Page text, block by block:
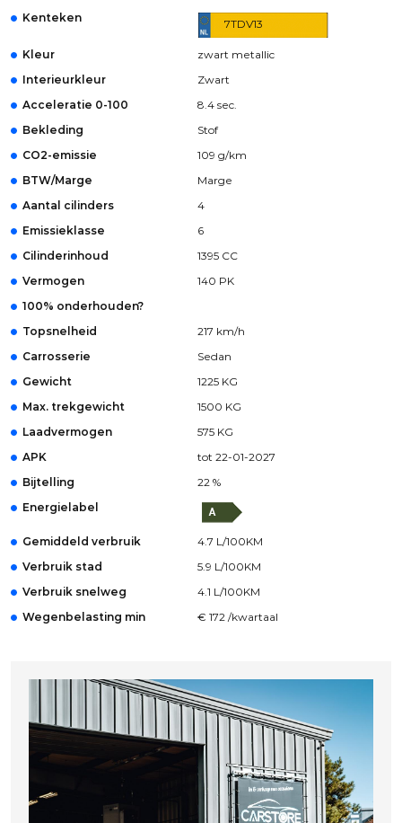
Kenteken
7TDV13
Kleur
zwart metallic
Interieurkleur
Zwart
Acceleratie 0-100
8.4 sec.
Bekleding
Stof
CO2-emissie
109 g/km
BTW/Marge
Marge
Aantal cilinders
4
Emissieklasse
6
Cilinderinhoud
1395 CC
Vermogen
140 PK
100% onderhouden?
Topsnelheid
217 km/h
Carrosserie
Sedan
Gewicht
1225 KG
Max. trekgewicht
1500 KG
Laadvermogen
575 KG
APK
tot 22-01-2027
Bijtelling
22 %
Energielabel
Gemiddeld verbruik
4.7 L/100KM
Verbruik stad
5.9 L/100KM
Verbruik snelweg
4.1 L/100KM
Wegenbelasting min
€ 172 /kwartaal